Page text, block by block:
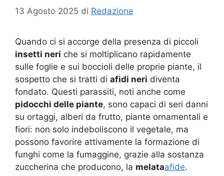
13 Agosto 2025 di Redazione
Quando ci si accorge della presenza di piccoli
insetti neri che si moltiplicano rapidamente
sulle foglie e sui boccioli delle proprie piante, il
sospetto che si tratti di afidi neri diventa
fondato. Questi parassiti, noti anche come
pidocchi delle piante, sono capaci di seri danni
su ortaggi, alberi da frutto, piante ornamentali e
fiori: non solo indeboliscono il vegetale, ma
possono favorire attivamente la formazione di
funghi come la fumaggine, grazie alla sostanza
zuccherina che producono, la melataafide.